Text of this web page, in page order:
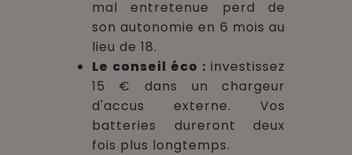
mal entretenue perd de
son autonomie en 6 mois au
lieu de 18.
Le conseil éco :investissez
15 € dans un chargeur
d'accus externe. Vos
batteries dureront deux
fois plus longtemps.